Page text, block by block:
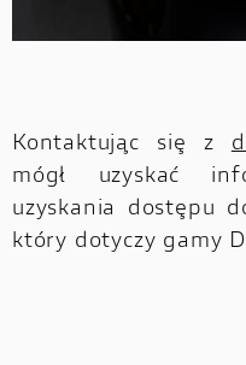
Kontaktując się z
mógł uzyskać
uzyskania dostępu
który dotyczy gamy